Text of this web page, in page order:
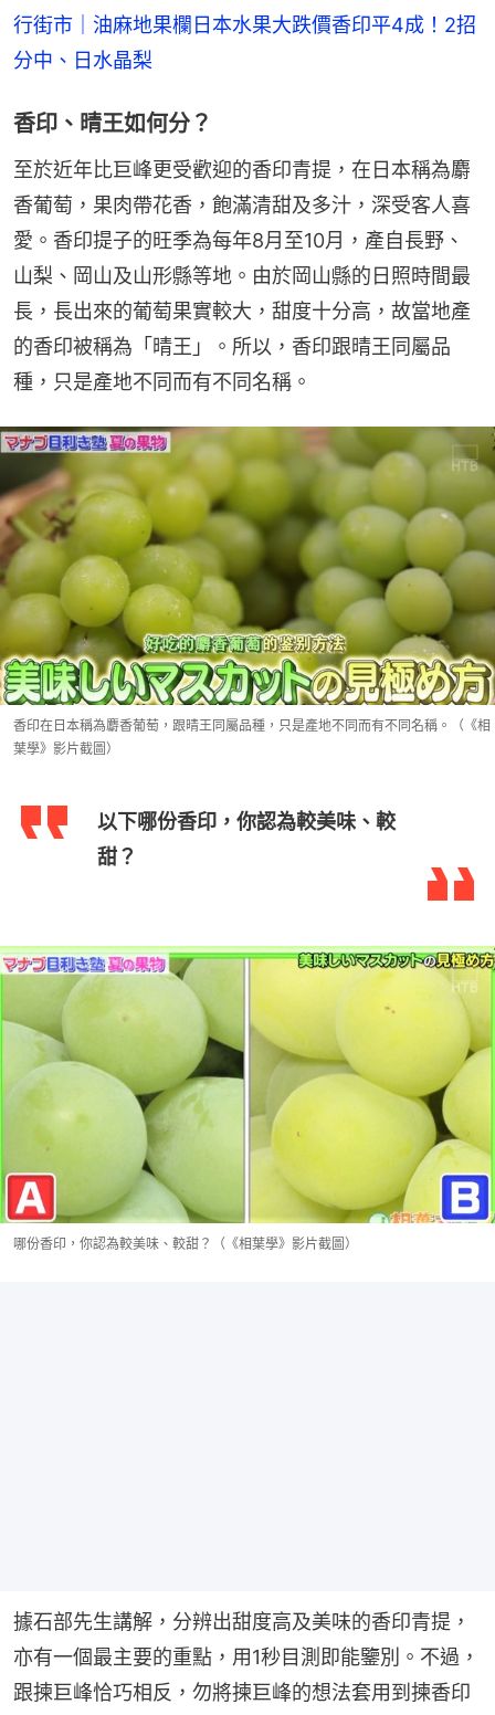
行街市｜油麻地果欄日本水果大跌價香印平4成！2招
分中、日水晶梨
香印、晴王如何分？
至於近年比巨峰更受歡迎的香印青提，在日本稱為麝
香葡萄，果肉帶花香，飽滿清甜及多汁，深受客人喜
愛。香印提子的旺季為每年8月至10月，產自長野、
山梨、岡山及山形縣等地。由於岡山縣的日照時間最
長，長出來的葡萄果實較大，甜度十分高，故當地產
的香印被稱為「晴王」。所以，香印跟晴王同屬品
種，只是產地不同而有不同名稱。
香印在日本稱為麝香葡萄，跟晴王同屬品種，只是產地不同而有不同名稱。（《相
葉學》影片截圖）
以下哪份香印，你認為較美味、較
甜？
哪份香印，你認為較美味、較甜？（《相葉學》影片截圖）
據石部先生講解，分辨出甜度高及美味的香印青提，
亦有一個最主要的重點，用1秒目測即能鑒別。不過，
跟揀巨峰恰巧相反，勿將揀巨峰的想法套用到揀香印